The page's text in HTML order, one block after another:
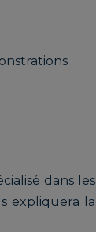
|
dans les
expliquera la